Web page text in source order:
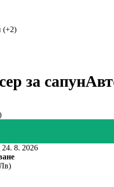
(+2)
за сапун
24. 8. 2026